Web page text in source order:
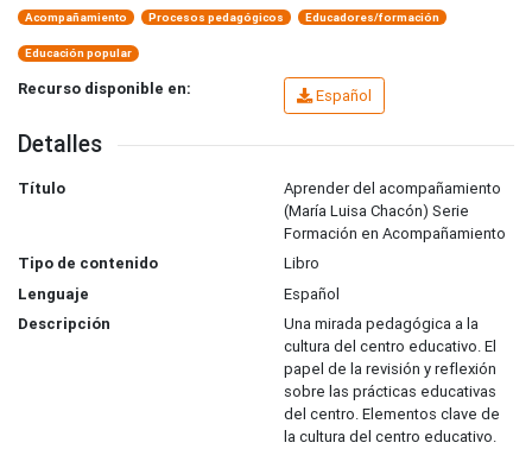
Acompañamiento Procesos pedagógicos Educadores/formación
Educación popular
Recurso disponible en: Español
Detalles
Título
Aprender del acompañamiento
(María Luisa Chacón) Serie
Formación en Acompañamiento
Tipo de contenido
Libro
Lenguaje
Español
Descripción
Una mirada pedagógica a la
cultura del centro educativo. El
papel de la revisión y reflexión
sobre las prácticas educativas
del centro. Elementos clave de
la cultura del centro educativo.